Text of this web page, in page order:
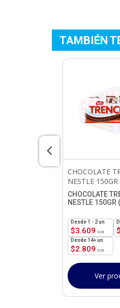
TAMBIÉN
CHOCOLATE
NESTLE 150GR
CHOCOLATE
NESTLE 150GR
$3.609
1 - 2un
$
$2.809
14+ un
Ver